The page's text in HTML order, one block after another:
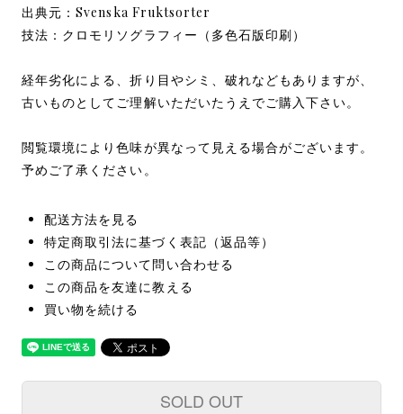
出典元：Svenska Fruktsorter
技法：クロモリソグラフィー（多色石版印刷）
経年劣化による、折り目やシミ、破れなどもありますが、
古いものとしてご理解いただいたうえでご購入下さい。
閲覧環境により色味が異なって見える場合がございます。
予めご了承ください。
配送方法を見る
特定商取引法に基づく表記（返品等）
この商品について問い合わせる
この商品を友達に教える
買い物を続ける
SOLD OUT